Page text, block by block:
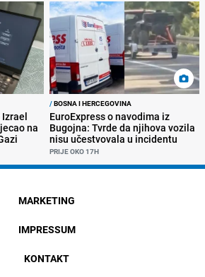
na
/BOSNA I HERCEGOVINA
EuroExpress o navodima iz
Bugojna: Tvrde da njihova vozila
nisu učestvovala u incidentu
PRIJE OKO 17H
MARKETING
IMPRESSUM
KONTAKT